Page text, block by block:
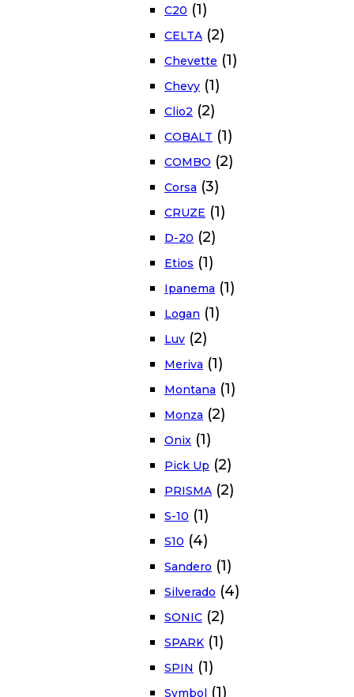
C20 (1)
CELTA (2)
Chevette (1)
Chevy (1)
Clio2 (2)
COBALT (1)
COMBO (2)
Corsa (3)
CRUZE (1)
D-20 (2)
Etios (1)
Ipanema (1)
Logan (1)
Luv (2)
Meriva (1)
Montana (1)
Monza (2)
Onix (1)
Pick Up (2)
PRISMA (2)
S-10 (1)
S10 (4)
Sandero (1)
Silverado (4)
SONIC (2)
SPARK (1)
SPIN (1)
Symbol (1)